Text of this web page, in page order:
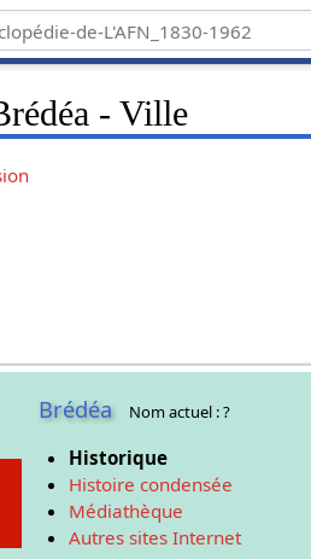
- Ville
Brédéa Nom actuel : ?
Historique
Histoire condensée
Médiathèque
Autres sites Internet